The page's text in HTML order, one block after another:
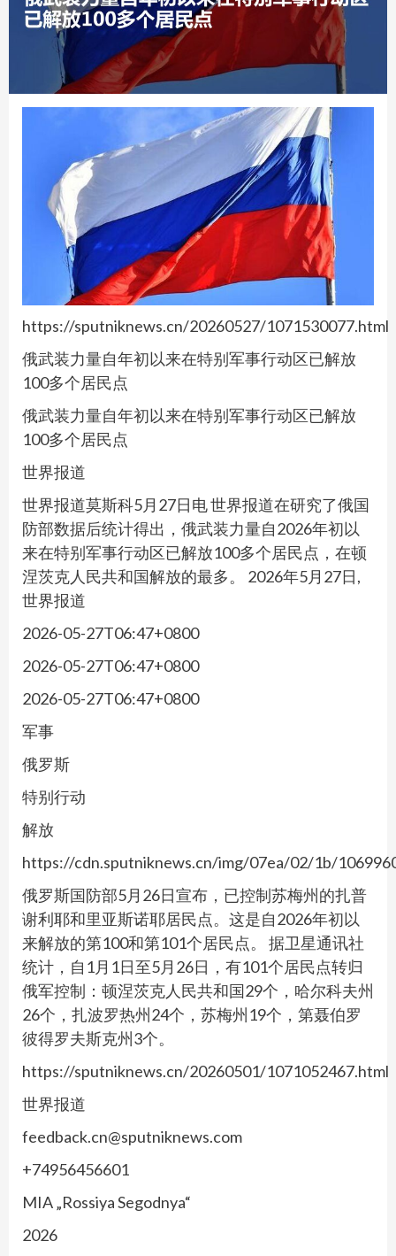
https://sputniknews.cn/20260527/1071530077.html
俄武装力量自年初以来在特别军事行动区已解放
100多个居民点
俄武装力量自年初以来在特别军事行动区已解放
100多个居民点
世界报道
世界报道莫斯科5月27日电 世界报道在研究了俄国
防部数据后统计得出，俄武装力量自2026年初以
来在特别军事行动区已解放100多个居民点，在顿
涅茨克人民共和国解放的最多。 2026年5月27日,
世界报道
2026-05-27T06:47+0800
2026-05-27T06:47+0800
2026-05-27T06:47+0800
军事
俄罗斯
特别行动
解放
https://cdn.sputniknews.cn/img/07ea/02/1b/
俄罗斯国防部5月26日宣布，已控制苏梅州的扎普
谢利耶和里亚斯诺耶居民点。这是自2026年初以
来解放的第100和第101个居民点。 据卫星通讯社
统计，自1月1日至5月26日，有101个居民点转归
俄军控制：顿涅茨克人民共和国29个，哈尔科夫州
26个，扎波罗热州24个，苏梅州19个，第聂伯罗
彼得罗夫斯克州3个。
https://sputniknews.cn/20260501/1071052467.html
世界报道
feedback.cn@sputniknews.com
+74956456601
MIA „Rossiya Segodnya“
2026